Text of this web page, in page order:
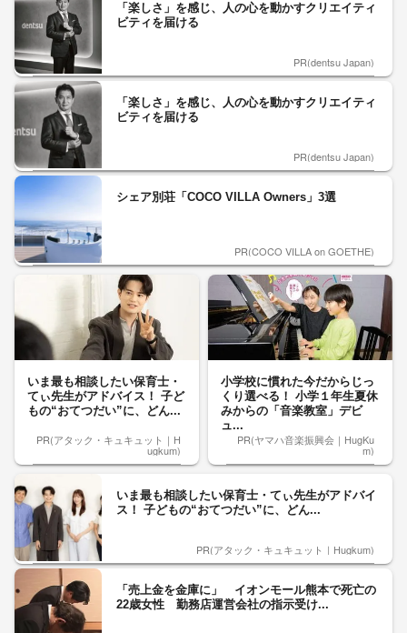
「楽しさ」を感じ、人の心を動かすクリエイティ
ビティを届ける
PR(dentsu Japan)
「楽しさ」を感じ、人の心を動かすクリエイティ
ビティを届ける
PR(dentsu Japan)
シェア別荘「COCO VILLA Owners」3選
PR(COCO VILLA on GOETHE)
いま最も相談したい保育士・
てぃ先生がアドバイス！ 子ど
もの“おてつだい”に、どん...
PR(アタック・キュキュット｜H
ugkum)
小学校に慣れた今だからじっ
くり選べる！ 小学１年生夏休
みからの「音楽教室」デビ
ュ...
PR(ヤマハ音楽振興会｜HugKu
m)
いま最も相談したい保育士・てぃ先生がアドバイ
ス！ 子どもの“おてつだい”に、どん...
PR(アタック・キュキュット｜Hugkum)
「売上金を金庫に」 イオンモール熊本で死亡の
22歳女性 勤務店運営会社の指示受け...